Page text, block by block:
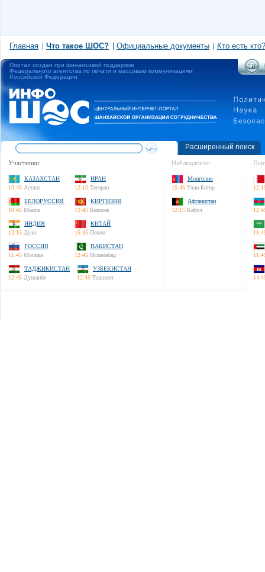
Главная Что такое ШОС? Официальные документы Кто есть кто?
Портал создан при финансовой поддержке
Федерального агентства по печати и массовым коммуникациям
Российской Федерации
Расширенный поиск
Участники:
КАЗАХСТАН
13:45 Астана
ИРАН
12:15 Тегеран
БЕЛОРУССИЯ
10:45 Минск
КИРГИЗИЯ
13:45 Бишкек
ИНДИЯ
13:15 Дели
КИТАЙ
15:45 Пекин
РОССИЯ
11:45 Москва
ПАКИСТАН
12:45 Исламабад
ТАДЖИКИСТАН
12:45 Душанбе
УЗБЕКИСТАН
12:45 Ташкент
Наблюдатели:
Монголия
15:45 Улан-Батор
Афганистан
12:15 Кабул